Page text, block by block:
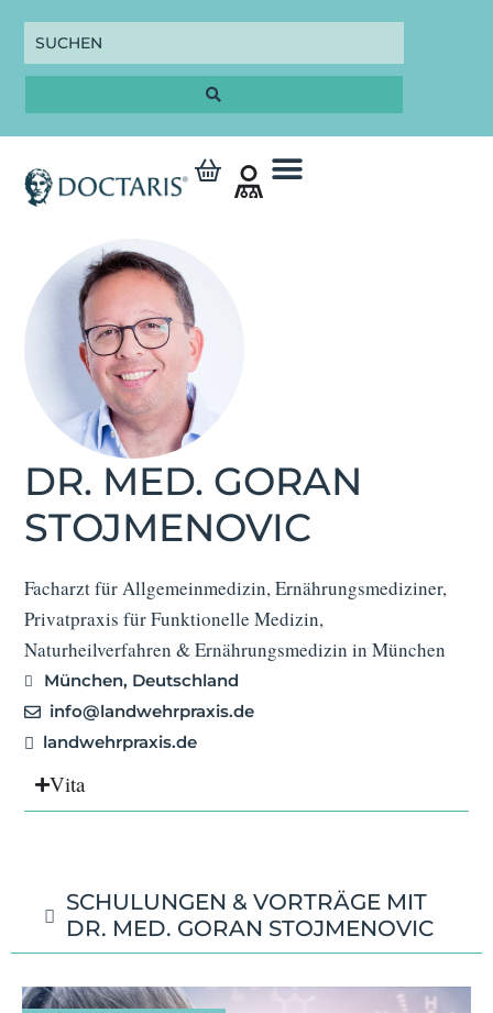
DR. MED. GORAN
STOJMENOVIC
Facharzt für Allgemeinmedizin, Ernährungsmediziner,
Privatpraxis für Funktionelle Medizin,
Naturheilverfahren & Ernährungsmedizin in München
München, Deutschland
info@landwehrpraxis.de
landwehrpraxis.de
Vita
SCHULUNGEN & VORTRÄGE MIT
DR. MED. GORAN STOJMENOVIC